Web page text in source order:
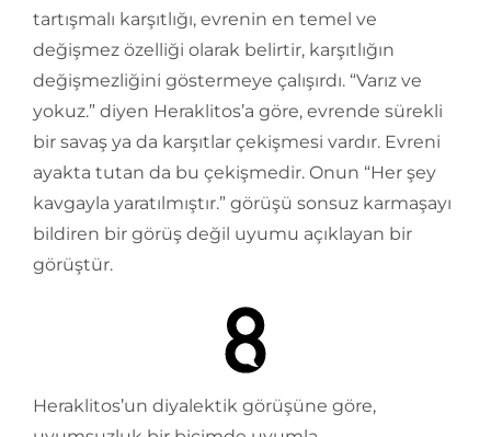
tartışmalı karşıtlığı, evrenin en temel ve
değişmez özelliği olarak belirtir, karşıtlığın
değişmezliğini göstermeye çalışırdı. “Varız ve
yokuz.” diyen Heraklitos’a göre, evrende sürekli
bir savaş ya da karşıtlar çekişmesi vardır. Evreni
ayakta tutan da bu çekişmedir. Onun “Her şey
kavgayla yaratılmıştır.” görüşü sonsuz karmaşayı
bildiren bir görüş değil uyumu açıklayan bir
görüştür.
Heraklitos’un diyalektik görüşüne göre,